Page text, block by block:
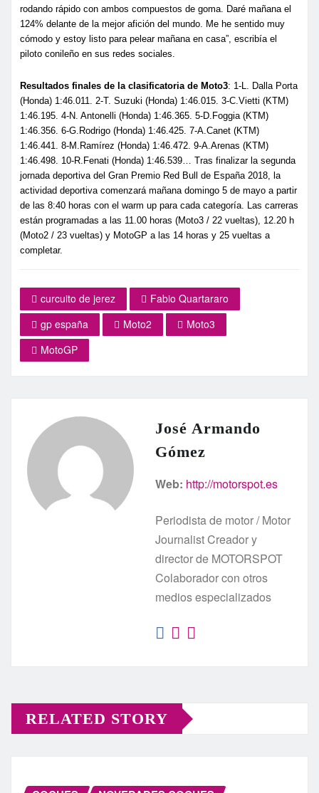
rodando rápido con ambos compuestos de goma. Daré mañana el
124% delante de la mejor afición del mundo. Me he sentido muy
cómodo y estoy listo para pelear mañana en casa”, escribía el
piloto conileño en sus redes sociales.
Resultados finales de la clasificatoria de Moto3: 1-L. Dalla Porta
(Honda) 1:46.011. 2-T. Suzuki (Honda) 1:46.015. 3-C.Vietti (KTM)
1:46.195. 4-N. Antonelli (Honda) 1:46.365. 5-D.Foggia (KTM)
1:46.356. 6-G.Rodrigo (Honda) 1:46.425. 7-A.Canet (KTM)
1:46.441. 8-M.Ramírez (Honda) 1:46.472. 9-A.Arenas (KTM)
1:46.498. 10-R.Fenati (Honda) 1:46.539… Tras finalizar la segunda
jornada deportiva del Gran Premio Red Bull de España 2018, la
actividad deportiva comenzará mañana domingo 5 de mayo a partir
de las 8:40 horas con el warm up para cada categoría. Las carreras
están programadas a las 11.00 horas (Moto3 / 22 vueltas), 12.20 h
(Moto2 / 23 vueltas) y MotoGP a las 14 horas y 25 vueltas a
completar.
curcuito de jerez
Fabio Quartararo
gp españa
Moto2
Moto3
MotoGP
José Armando
Gómez
Web: http://motorspot.es
Periodista de motor / Motor
Journalist Creador y
director de MOTORSPOT
Colaborador con otros
medios especializados
RELATED STORY